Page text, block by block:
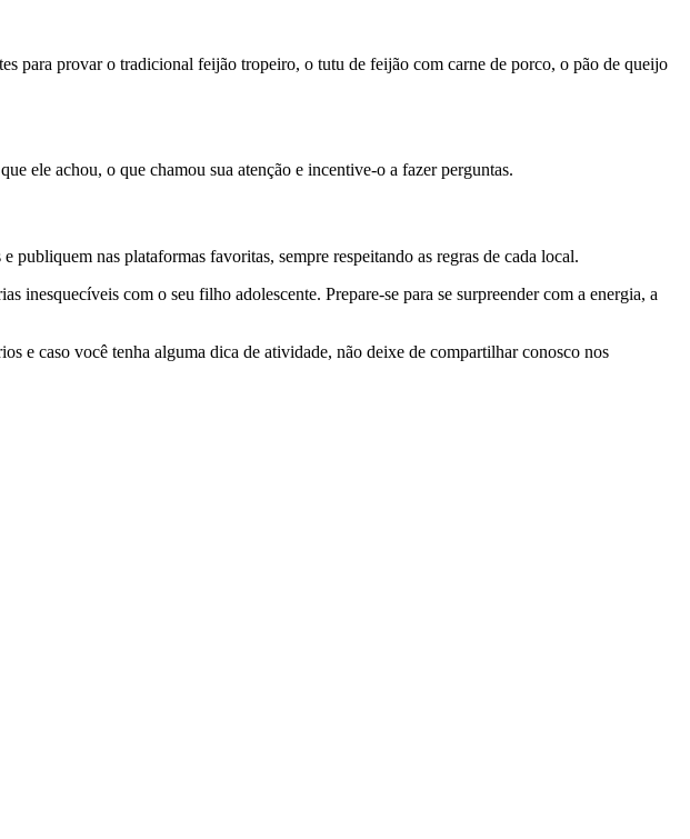
para provar o tradicional feijão tropeiro, o tutu de feijão com carne de porco, o pão de queijo
ele achou, o que chamou sua atenção e incentive-o a fazer perguntas.
publiquem nas plataformas favoritas, sempre respeitando as regras de cada local.
inesquecíveis com o seu filho adolescente. Prepare-se para se surpreender com a energia, a
e caso você tenha alguma dica de atividade, não deixe de compartilhar conosco nos